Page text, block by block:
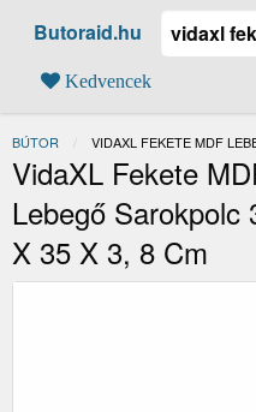
Butoraid.hu
Kedvencek
BÚTOR JELENLEGI:
VIDAXL FEKETE MDF
VidaXL Fekete
Lebegő Sarokpolc
X 35 X 3, 8 Cm